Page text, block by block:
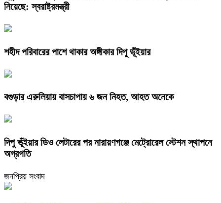
নিয়েছে: স্বরাষ্ট্রমন্ত্রী
শহীদ পরিবারের পাশে থাকার অঙ্গীকার দিপু ভূঁইয়ার
বগুড়ার এরুলিয়ায় বাসচাপায় ৬ জন নিহত, আহত অনেকে
দিপু ভূঁইয়ার ডিও লেটারের পর নারায়ণগঞ্জে মেট্রোরেল স্টেশন স্থাপনে
অগ্রগতি
জনপ্রিয় সংবাদ